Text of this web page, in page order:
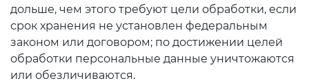
дольше, чем этого требуют цели обработки, если
срок хранения не установлен федеральным
законом или договором; по достижении целей
обработки персональные данные уничтожаются
или обезличиваются.